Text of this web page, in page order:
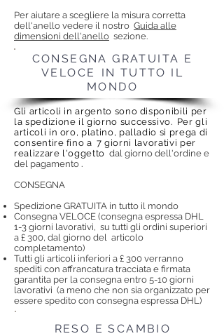
Per aiutare a scegliere la misura corretta
dell'anello vedere il nostro Guida alle
dimensioni dell'anello sezione.
CONSEGNA GRATUITA E
VELOCE
IN TUTTO IL
MONDO
Gli articoli in argento sono disponibili per
la spedizione il giorno successivo. Per gli
articoli in oro, platino, palladio si prega di
consentire fino a 7 giorni lavorativi per
realizzare l'oggetto dal giorno dell'ordine e
del pagamento .
CONSEGNA
Spedizione GRATUITA in tutto il mondo
Consegna VELOCE (consegna espressa DHL
1-3 giorni lavorativi, su tutti gli ordini superiori
a £ 300, dal giorno del articolo
completamento)
Tutti gli articoli inferiori a £ 300 verranno
spediti con affrancatura tracciata e firmata
garantita per la consegna entro 5-10 giorni
lavorativi (a meno che non sia organizzato per
essere spedito con consegna espressa DHL)
RESO E SCAMBIO